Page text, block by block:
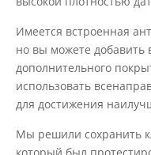
Имеется встроенная
но вы можете
дополнительного
использовать
для достижения
Мы решили сохранить
который был